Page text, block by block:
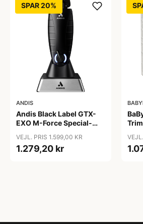
SPAR 20%
ANDIS
Andis Black Label GTX-
EXO M-Force Special-
Trimmer
VEJL. PRIS 1.599,00 KR
1.279,20 kr